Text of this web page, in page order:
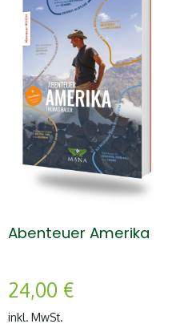
Abenteuer Amerika
24,00 €
inkl. MwSt.